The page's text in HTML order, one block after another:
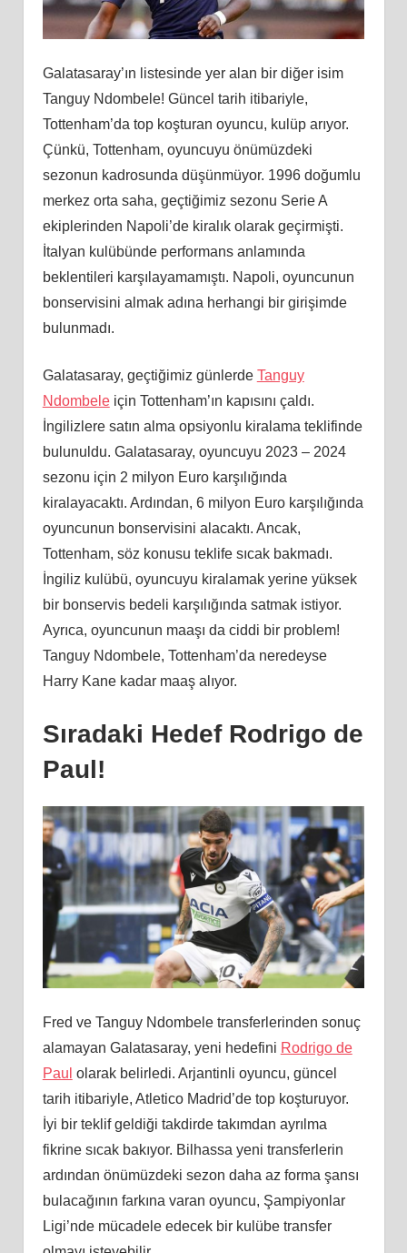
Galatasaray’ın listesinde yer alan bir diğer isim
Tanguy Ndombele! Güncel tarih itibariyle,
Tottenham’da top koşturan oyuncu, kulüp arıyor.
Çünkü, Tottenham, oyuncuyu önümüzdeki
sezonun kadrosunda düşünmüyor. 1996 doğumlu
merkez orta saha, geçtiğimiz sezonu Serie A
ekiplerinden Napoli’de kiralık olarak geçirmişti.
İtalyan kulübünde performans anlamında
beklentileri karşılayamamıştı. Napoli, oyuncunun
bonservisini almak adına herhangi bir girişimde
bulunmadı.
Galatasaray, geçtiğimiz günlerde Tanguy
Ndombeleiçin Tottenham’ın kapısını çaldı.
İngilizlere satın alma opsiyonlu kiralama teklifinde
bulunuldu. Galatasaray, oyuncuyu 2023 – 2024
sezonu için 2 milyon Euro karşılığında
kiralayacaktı. Ardından, 6 milyon Euro karşılığında
oyuncunun bonservisini alacaktı. Ancak,
Tottenham, söz konusu teklife sıcak bakmadı.
İngiliz kulübü, oyuncuyu kiralamak yerine yüksek
bir bonservis bedeli karşılığında satmak istiyor.
Ayrıca, oyuncunun maaşı da ciddi bir problem!
Tanguy Ndombele, Tottenham’da neredeyse
Harry Kane kadar maaş alıyor.
Sıradaki Hedef Rodrigo de
Paul!
Fred ve Tanguy Ndombele transferlerinden sonuç
alamayan Galatasaray, yeni hedefini Rodrigo de
Paul olarak belirledi. Arjantinli oyuncu, güncel
tarih itibariyle, Atletico Madrid’de top koşturuyor.
İyi bir teklif geldiği takdirde takımdan ayrılma
fikrine sıcak bakıyor. Bilhassa yeni transferlerin
ardından önümüzdeki sezon daha az forma şansı
bulacağının farkına varan oyuncu, Şampiyonlar
Ligi’nde mücadele edecek bir kulübe transfer